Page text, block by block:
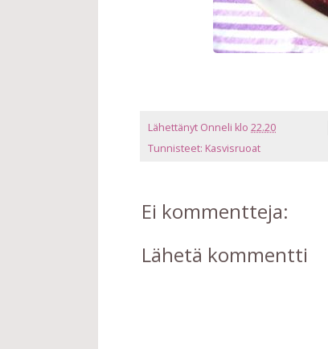
Lähettänyt Onneli klo 22.20
Tunnisteet: Kasvisruoat
Ei kommentteja:
Lähetä kommentti